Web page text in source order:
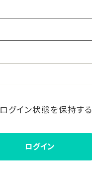
ログイン状態を保持する
ログイン